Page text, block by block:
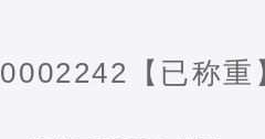
【已称重